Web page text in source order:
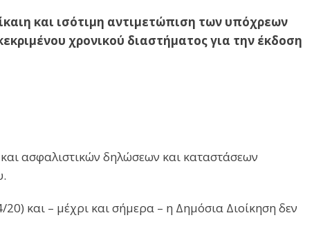
και ισότιμη αντιμετώπιση των υπόχρεων
χρονικού διαστήματος για την έκδοση
ασφαλιστικών δηλώσεων και καταστάσεων
και – μέχρι και σήμερα – η Δημόσια Διοίκηση δεν